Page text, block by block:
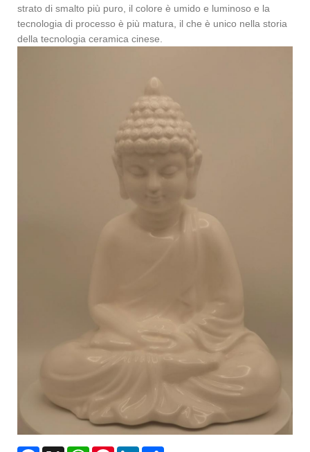
strato di smalto più puro, il colore è umido e luminoso e la
tecnologia di processo è più matura, il che è unico nella storia
della tecnologia ceramica cinese.